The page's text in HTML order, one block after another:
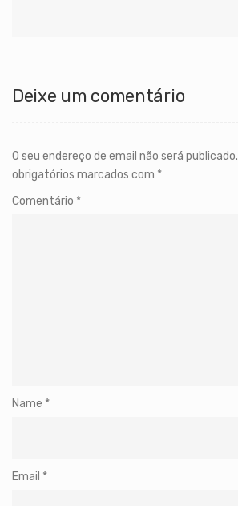
Deixe um comentário
O seu endereço de email não será publicado.
obrigatórios marcados com *
Comentário *
Name *
Email *